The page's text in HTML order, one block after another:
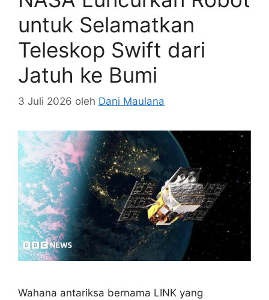
untuk Selamatkan
Teleskop Swift dari
Jatuh ke Bumi
3 Juli 2026 oleh Dani Maulana
Wahana antariksa bernama LINK yang